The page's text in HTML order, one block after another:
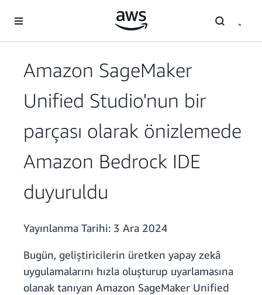
Amazon SageMaker
Unified Studio'nun bir
parçası olarak önizlemede
Amazon Bedrock IDE
duyuruldu
Yayınlanma Tarihi: 3 Ara 2024
Bugün, geliştiricilerin üretken yapay zekâ
uygulamalarını hızla oluşturup uyarlamasına
olanak tanıyan Amazon SageMaker Unified